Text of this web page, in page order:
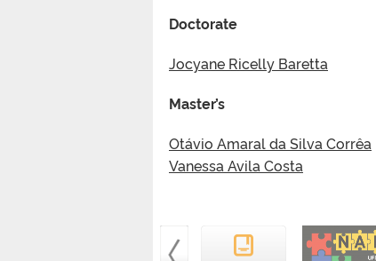
Doctorate
Jocyane Ricelly Baretta
Master’s
Otávio Amaral da Silva Corrêa
Vanessa Avila Costa